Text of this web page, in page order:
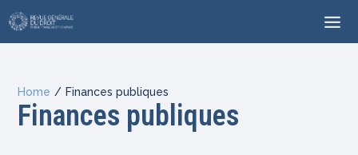
Home / Finances publiques
Finances publiques